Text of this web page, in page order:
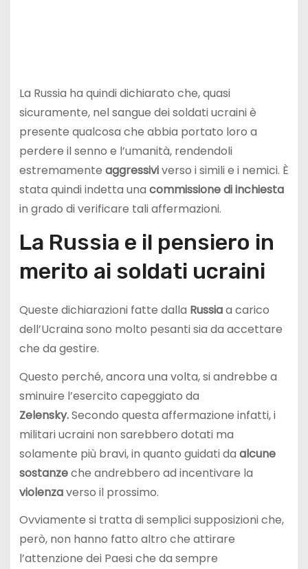
La Russia ha quindi dichiarato che, quasi
sicuramente, nel sangue dei soldati ucraini è
presente qualcosa che abbia portato loro a
perdere il senno e l’umanità, rendendoli
estremamente aggressiviverso i simili e i nemici. È
stata quindi indetta una commissione di inchiesta
in grado di verificare tali affermazioni.
La Russia e il pensiero in
merito ai soldati ucraini
Queste dichiarazioni fatte dalla Russiaa carico
dell’Ucraina sono molto pesanti sia da accettare
che da gestire.
Questo perché, ancora una volta, si andrebbe a
sminuire l’esercito capeggiato da
Zelensky.Secondo questa affermazione infatti, i
militari ucraini non sarebbero dotati ma
solamente più bravi, in quanto guidati da alcune
sostanzeche andrebbero ad incentivare la
violenzaverso il prossimo.
Ovviamente si tratta di semplici supposizioni che,
però, non hanno fatto altro che attirare
l’attenzione dei Paesi che da sempre